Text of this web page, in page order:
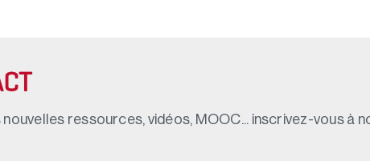
ressources, vidéos, MOOC... inscrivez-vous à